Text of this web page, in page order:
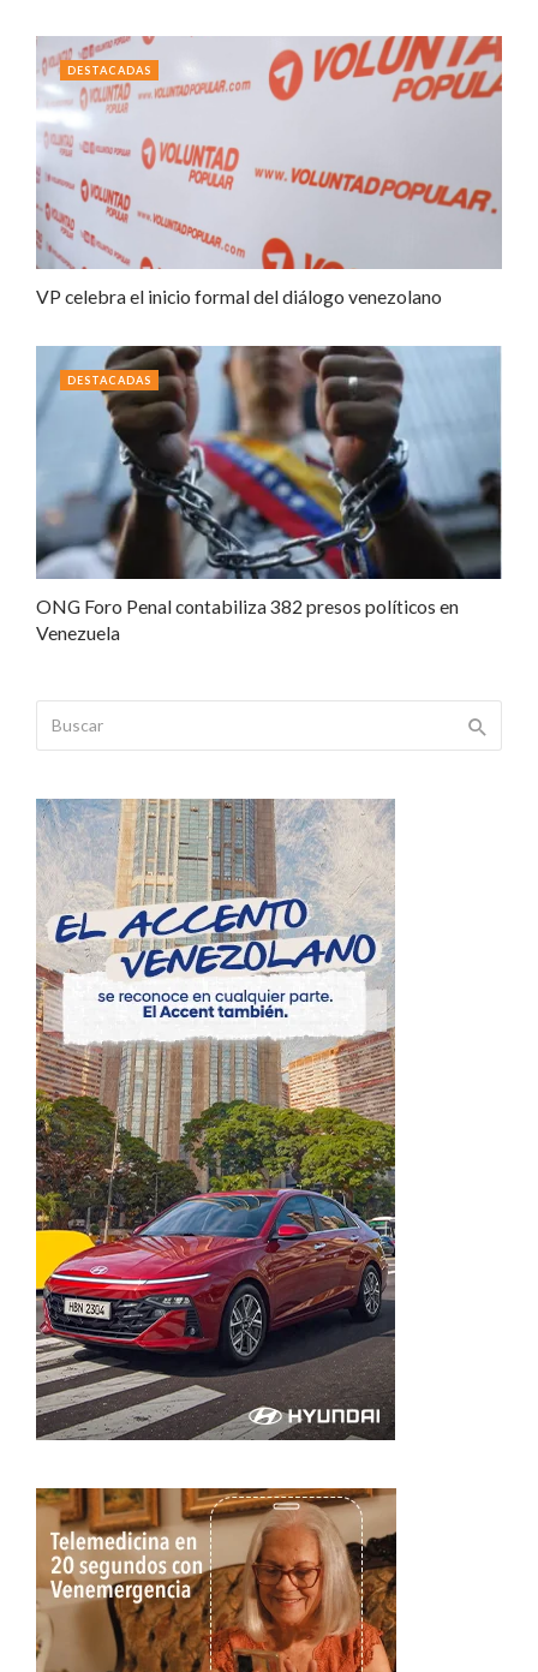
VP celebra el inicio formal del diálogo venezolano
DESTACADAS
ONG Foro Penal contabiliza 382 presos políticos en
Venezuela
DESTACADAS